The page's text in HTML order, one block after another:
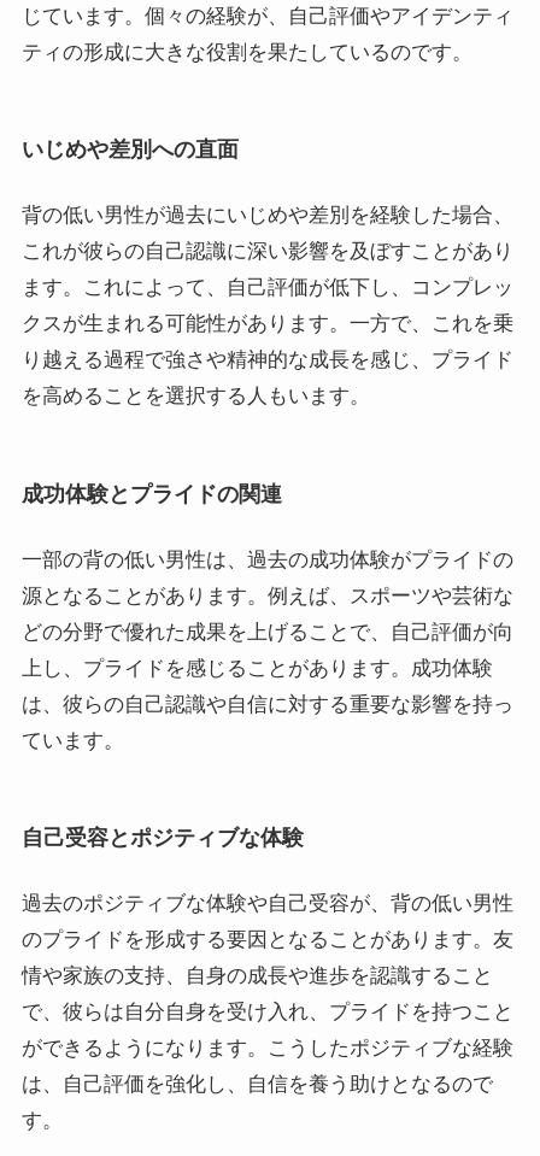
じています。個々の経験が、自己評価やアイデンティ
ティの形成に大きな役割を果たしているのです。
いじめや差別への直面
背の低い男性が過去にいじめや差別を経験した場合、
これが彼らの自己認識に深い影響を及ぼすことがあり
ます。これによって、自己評価が低下し、コンプレッ
クスが生まれる可能性があります。一方で、これを乗
り越える過程で強さや精神的な成長を感じ、プライド
を高めることを選択する人もいます。
成功体験とプライドの関連
一部の背の低い男性は、過去の成功体験がプライドの
源となることがあります。例えば、スポーツや芸術な
どの分野で優れた成果を上げることで、自己評価が向
上し、プライドを感じることがあります。成功体験
は、彼らの自己認識や自信に対する重要な影響を持っ
ています。
自己受容とポジティブな体験
過去のポジティブな体験や自己受容が、背の低い男性
のプライドを形成する要因となることがあります。友
情や家族の支持、自身の成長や進歩を認識すること
で、彼らは自分自身を受け入れ、プライドを持つこと
ができるようになります。こうしたポジティブな経験
は、自己評価を強化し、自信を養う助けとなるので
す。